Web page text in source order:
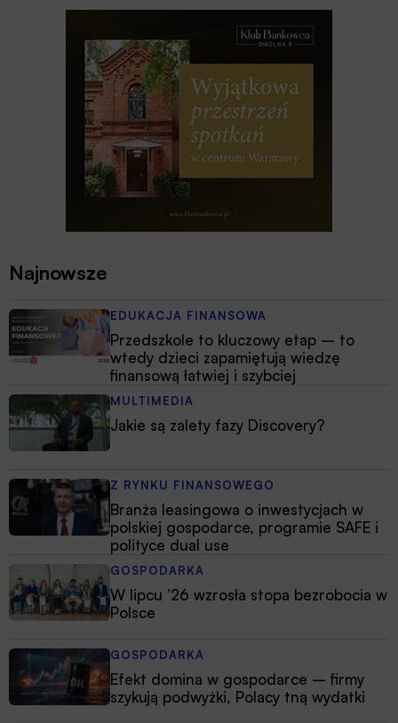
Najnowsze
EDUKACJA FINANSOWA
Przedszkole to kluczowy etap – to
wtedy dzieci zapamiętują wiedzę
finansową łatwiej i szybciej
MULTIMEDIA
Jakie są zalety fazy Discovery?
Z RYNKU FINANSOWEGO
Branża leasingowa o inwestycjach w
polskiej gospodarce, programie SAFE i
polityce dual use
GOSPODARKA
W lipcu ’26 wzrosła stopa bezrobocia w
Polsce
GOSPODARKA
Efekt domina w gospodarce – firmy
szykują podwyżki, Polacy tną wydatki